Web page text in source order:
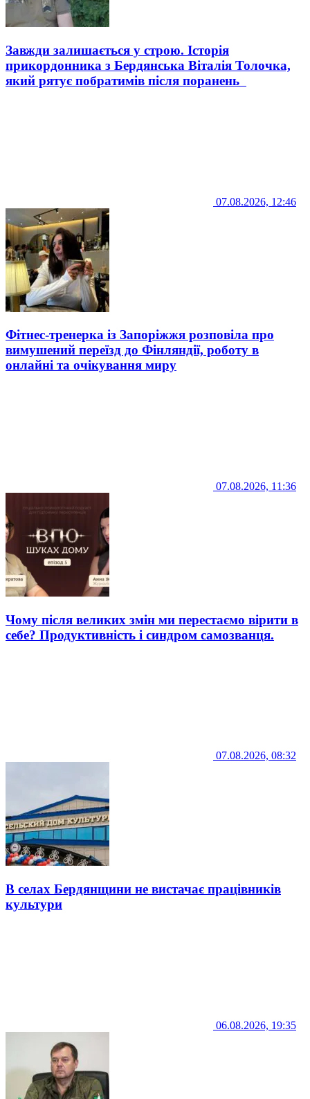
Завжди залишається у строю. Історія
прикордонника з Бердянська Віталія Толочка,
який рятує побратимів після поранень
07.08.2026, 12:46
Фітнес-тренерка із Запоріжжя розповіла про
вимушений переїзд до Фінляндії, роботу в
онлайні та очікування миру
07.08.2026, 11:36
Чому після великих змін ми перестаємо вірити в
себе? Продуктивність і синдром самозванця.
07.08.2026, 08:32
В селах Бердянщини не вистачає працівників
культури
06.08.2026, 19:35